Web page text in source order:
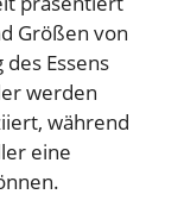
Größen von
Essens
werden
während
eine